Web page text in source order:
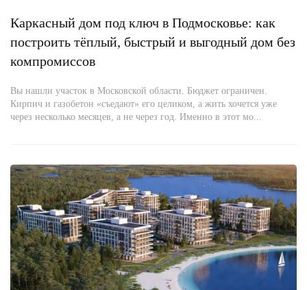
Каркасный дом под ключ в Подмосковье: как
построить тёплый, быстрый и выгодный дом без
компромиссов
Вы нашли участок в Московской области. Бюджет ограничен.
Кирпич и газобетон «съедают» его целиком, а жить хочется уже
через несколько месяцев, а не через год. Именно в этот мо...